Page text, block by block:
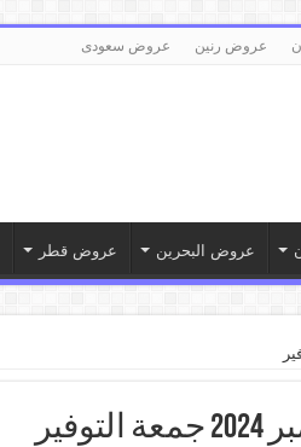
عروض رنين عروض سعودى
عروض البحرين عروض قطر